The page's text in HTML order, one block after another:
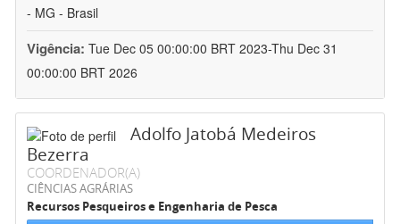
- MG - Brasil
Vigência: Tue Dec 05 00:00:00 BRT 2023-Thu Dec 31
00:00:00 BRT 2026
Adolfo Jatobá Medeiros
Bezerra
COORDENADOR(A)
CIÊNCIAS AGRÁRIAS
Recursos Pesqueiros e Engenharia de Pesca